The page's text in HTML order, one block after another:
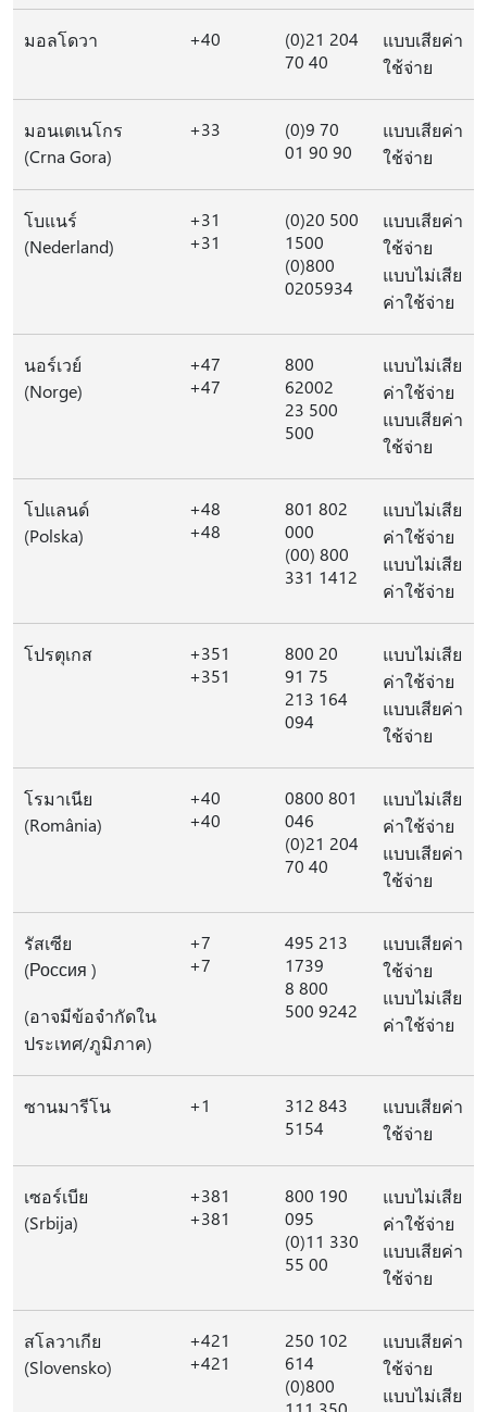
มอลโดวา +40
(0)21 204
70 40
แบบเสียค่า
ใช้จ่าย
มอนเตเนโกร
(Crna Gora)
+33
(0)9 70
01 90 90
แบบเสียค่า
ใช้จ่าย
โบแนร์
(Nederland)
+31
+31
(0)20 500
1500
(0)800
0205934
แบบเสียค่า
ใช้จ่าย
แบบไม่เสีย
ค่าใช้จ่าย
นอร์เวย์
(Norge)
+47
+47
800
62002
23 500
500
แบบไม่เสีย
ค่าใช้จ่าย
แบบเสียค่า
ใช้จ่าย
โปแลนด์
(Polska)
+48
+48
801 802
000
(00) 800
331 1412
แบบไม่เสีย
ค่าใช้จ่าย
แบบไม่เสีย
ค่าใช้จ่าย
โปรตุเกส
+351
+351
800 20
91 75
213 164
094
แบบไม่เสีย
ค่าใช้จ่าย
แบบเสียค่า
ใช้จ่าย
โรมาเนีย
(România)
+40
+40
0800 801
046
(0)21 204
70 40
แบบไม่เสีย
ค่าใช้จ่าย
แบบเสียค่า
ใช้จ่าย
รัสเซีย
(Россия )
(อาจมีข้อจํากัดใน
ประเทศ/ภูมิภาค)
+7
+7
495 213
1739
8 800
500 9242
แบบเสียค่า
ใช้จ่าย
แบบไม่เสีย
ค่าใช้จ่าย
ซานมารีโน +1
312 843
5154
แบบเสียค่า
ใช้จ่าย
เซอร์เบีย
(Srbija)
+381
+381
800 190
095
(0)11 330
55 00
แบบไม่เสีย
ค่าใช้จ่าย
แบบเสียค่า
ใช้จ่าย
สโลวาเกีย
(Slovensko)
+421
+421
250 102
614
(0)800
แบบเสียค่า
ใช้จ่าย
แบบไม่เสีย